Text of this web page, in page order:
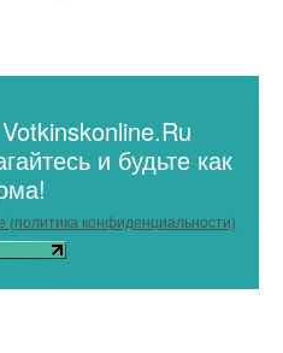
и будьте как
(политика конфиденциальности)